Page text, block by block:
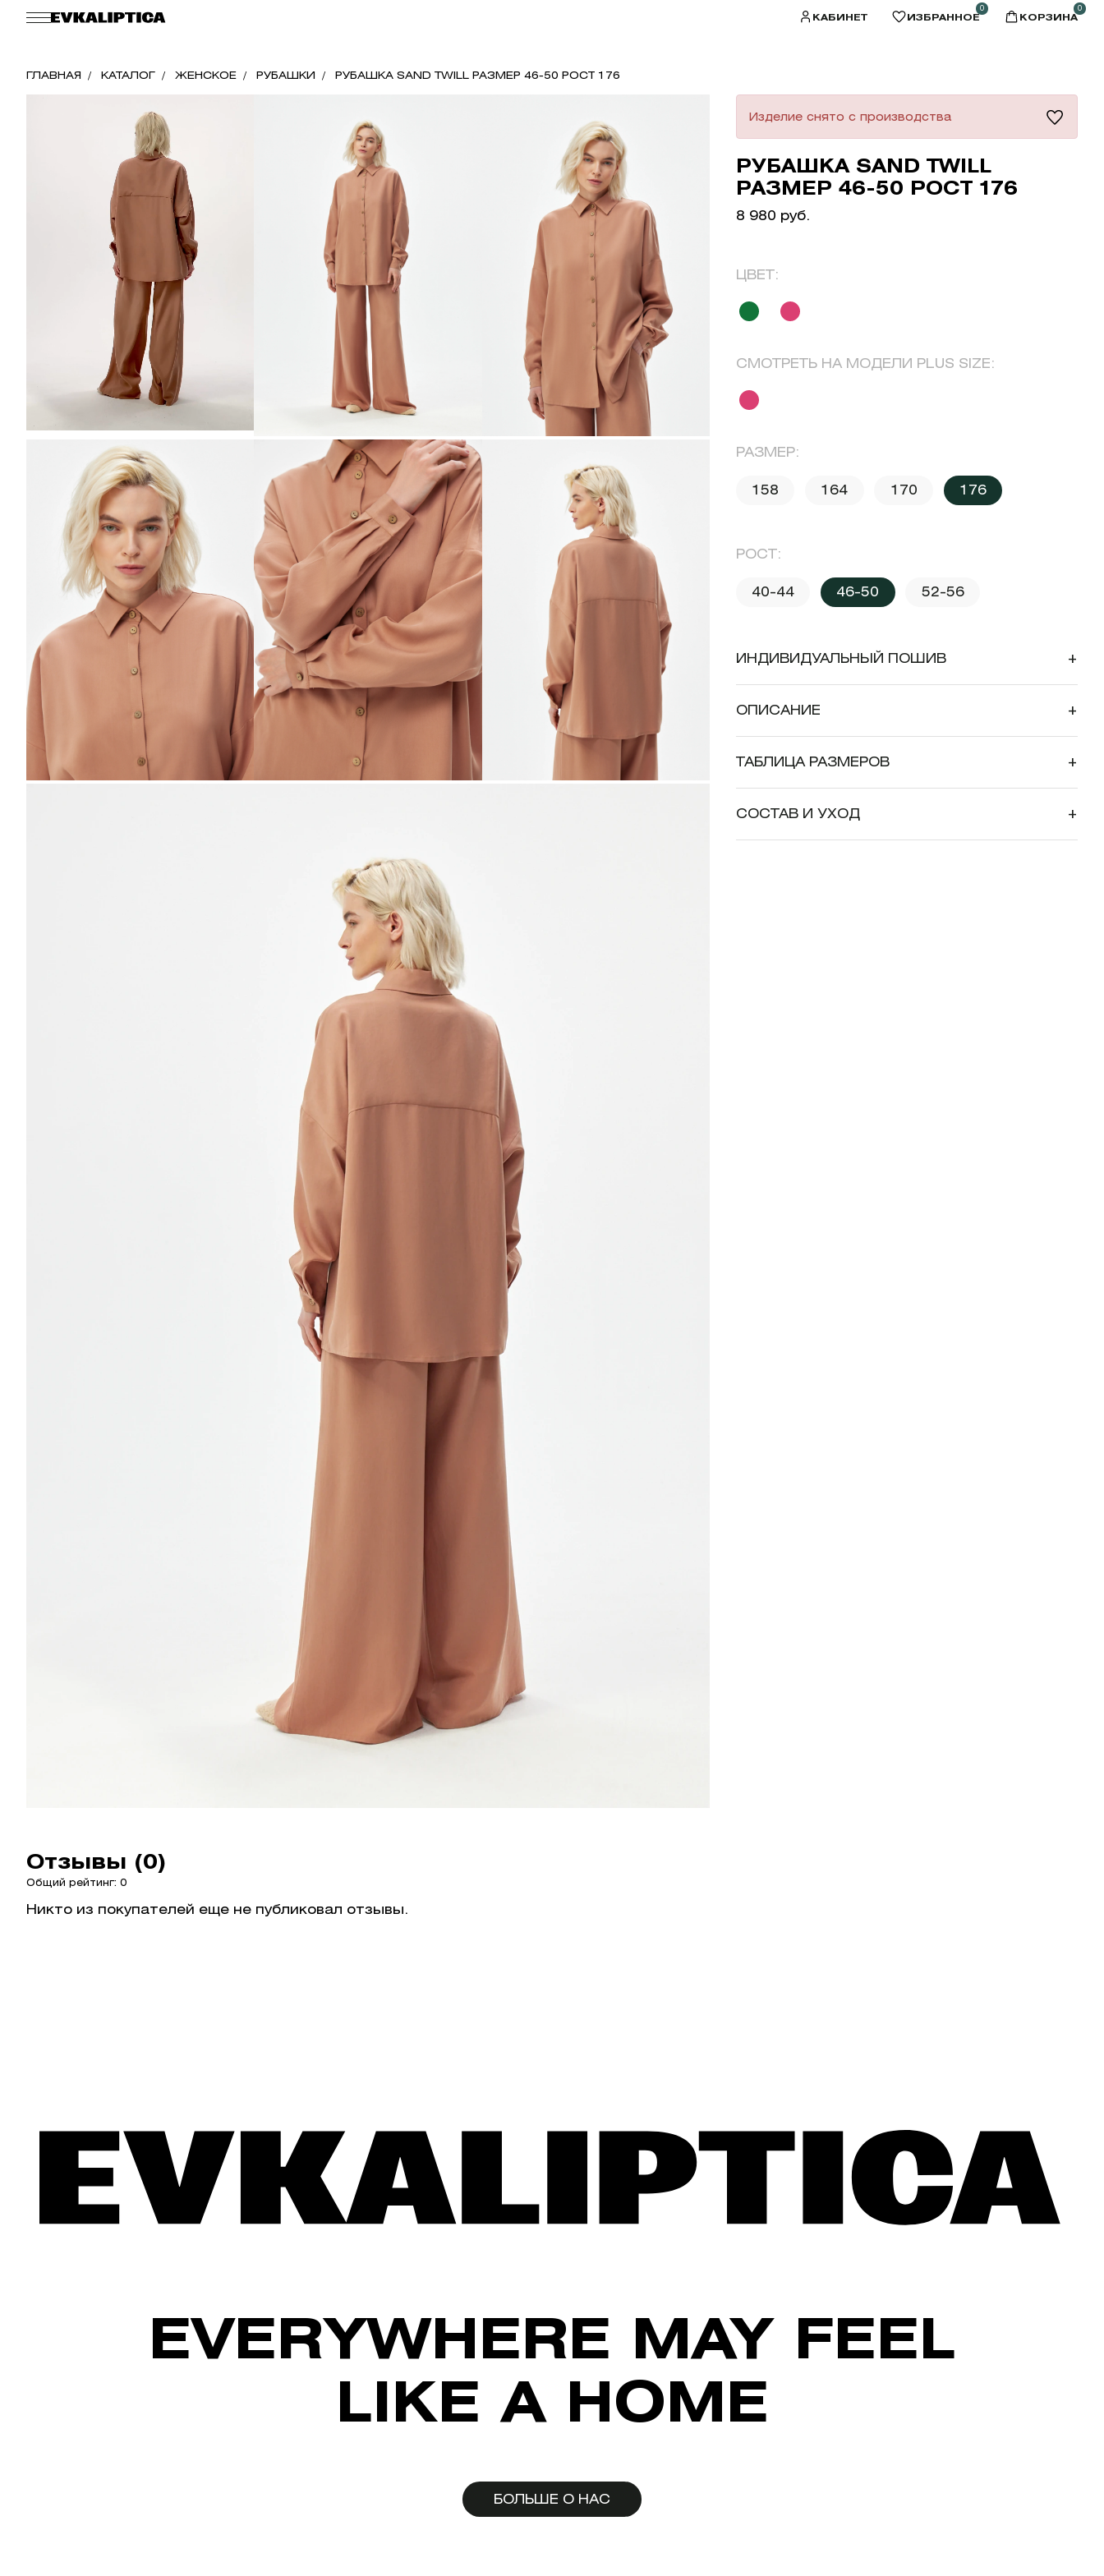
КАБИНЕТ ИЗБРАННОЕ
0
КОРЗИНА
0
ГЛАВНАЯ КАТАЛОГ ЖЕНСКОЕ РУБАШКИ РУБАШКА SAND TWILL РАЗМЕР 46-50 РОСТ 176
Изделие снято с производства
РУБАШКА SAND TWILL
РАЗМЕР 46-50 РОСТ 176
8 980 руб.
ЦВЕТ:
СМОТРЕТЬ НА МОДЕЛИ PLUS SIZE:
РАЗМЕР:
158 164 170 176
РОСТ:
40-44 46-50 52-56
ИНДИВИДУАЛЬНЫЙ ПОШИВ +
ОПИСАНИЕ +
ТАБЛИЦА РАЗМЕРОВ +
СОСТАВ И УХОД +
Отзывы (0)
Общий рейтинг: 0
Никто из покупателей еще не публиковал отзывы.
EVERYWHERE MAY FEEL
LIKE A HOME
БОЛЬШЕ О НАС